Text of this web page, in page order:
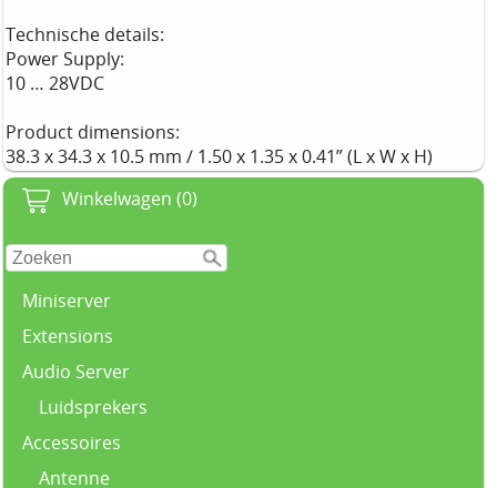
Winkelwagen (0)
Miniserver
Extensions
Audio Server
Luidsprekers
Accessoires
Antenne
Technische details:
Power Supply:
10 … 28VDC
Product dimensions:
38.3 x 34.3 x 10.5 mm / 1.50 x 1.35 x 0.41” (L x W x H)